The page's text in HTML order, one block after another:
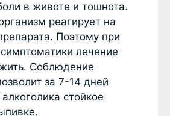
в животе и тошнота.
реагирует на
Поэтому при
лечение
Соблюдение
за 7-14 дней
стойкое